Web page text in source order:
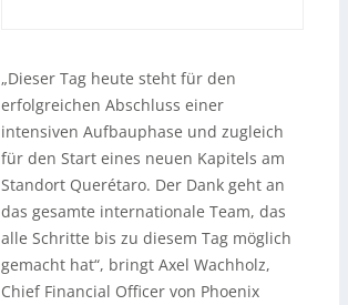
„Dieser Tag heute steht für den
erfolgreichen Abschluss einer
intensiven Aufbauphase und zugleich
für den Start eines neuen Kapitels am
Standort Querétaro. Der Dank geht an
das gesamte internationale Team, das
alle Schritte bis zu diesem Tag möglich
gemacht hat“, bringt Axel Wachholz,
Chief Financial Officer von Phoenix